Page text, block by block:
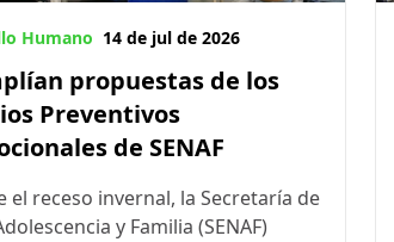
propuestas de los
Preventivos
de SENAF
Humano 14 de jul de 2026
el receso invernal, la Secretaría de
y Familia (SENAF)